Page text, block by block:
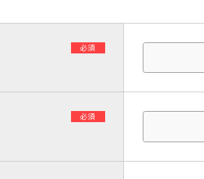
必須
必須